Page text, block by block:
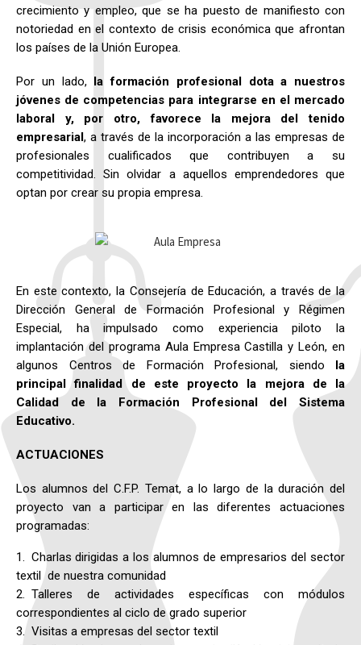
crecimiento y empleo, que se ha puesto de manifiesto con
notoriedad en el contexto de crisis económica que afrontan
los países de la Unión Europea.
Por un lado, la formación profesional dota a nuestros
jóvenes de competencias para integrarse en el mercado
laboral y, por otro, favorece la mejora del tenido
empresarial, a través de la incorporación a las empresas de
profesionales cualificados que contribuyen a su
competitividad. Sin olvidar a aquellos emprendedores que
optan por crear su propia empresa.
En este contexto, la Consejería de Educación, a través de la
Dirección General de Formación Profesional y Régimen
Especial, ha impulsado como experiencia piloto la
implantación del programa Aula Empresa Castilla y León, en
algunos Centros de Formación Profesional, siendo la
principal finalidad de este proyecto la mejora de la
Calidad de la Formación Profesional del Sistema
Educativo.
ACTUACIONES
Los alumnos del C.F.P. Temat, a lo largo de la duración del
proyecto van a participar en las diferentes actuaciones
programadas:
Charlas dirigidas a los alumnos de empresarios del sector
textil de nuestra comunidad
Talleres de actividades específicas con módulos
correspondientes al ciclo de grado superior
Visitas a empresas del sector textil